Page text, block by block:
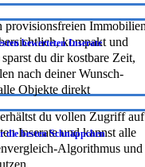
provisionsfreien
kompakt und
du dir kostbare Zeit,
nach deiner Wunsch-
Objekte direkt
bewerteten Inserate
du vollen Zugriff auf
Inserate und kannst alle
Algorithmus und
besten Schnäppchen